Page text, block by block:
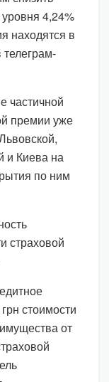
уровня 4,24%
находятся в
частичной
премии уже
и Киева на
по ним
страховой
стоимости
от